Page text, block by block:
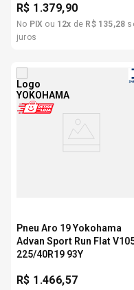
R$ 1.379,90
No PIX ou 12x de R$ 135,28
juros
Pneu Aro 19 Yokohama
Advan Sport Run Flat
225/40R19 93Y
R$ 1.466,57